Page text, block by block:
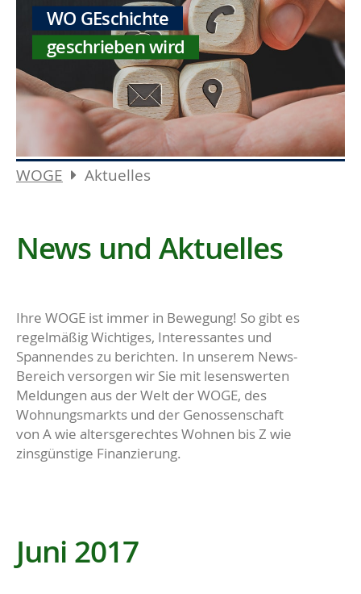
WO GEschichte
geschrieben wird
WOGE Aktuelles
News und Aktuelles
Ihre WOGE ist immer in Bewegung! So gibt es
regelmäßig Wichtiges, Interessantes und
Spannendes zu berichten. In unserem News-
Bereich versorgen wir Sie mit lesenswerten
Meldungen aus der Welt der WOGE, des
Wohnungsmarkts und der Genossenschaft
von A wie altersgerechtes Wohnen bis Z wie
zinsgünstige Finanzierung.
Juni 2017